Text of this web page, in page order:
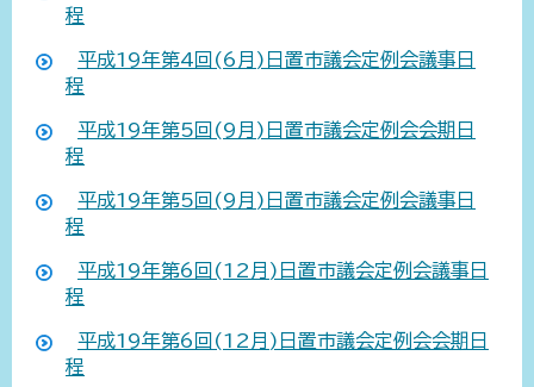
程
平成19年第4回(6月)日置市議会定例会議事日
程
平成19年第5回(9月)日置市議会定例会会期日
程
平成19年第5回(9月)日置市議会定例会議事日
程
平成19年第6回(12月)日置市議会定例会議事日
程
平成19年第6回(12月)日置市議会定例会会期日
程